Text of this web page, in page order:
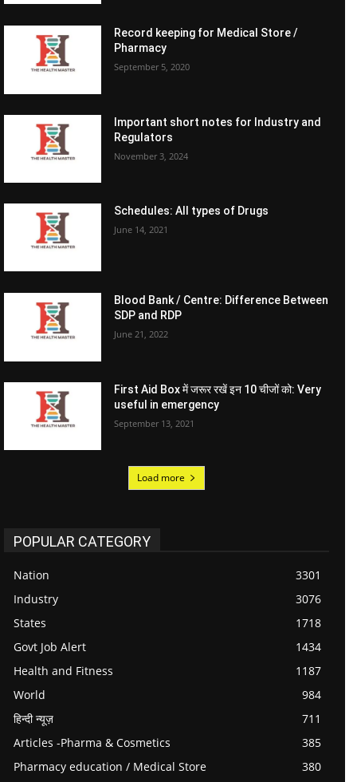
Record keeping for Medical Store /
Pharmacy
September 5, 2020
Important short notes for Industry and
Regulators
November 3, 2024
Schedules: All types of Drugs
June 14, 2021
Blood Bank / Centre: Difference Between
SDP and RDP
June 21, 2022
First Aid Box में जरूर रखें इन 10 चीजों को: Very
useful in emergency
September 13, 2021
Load more
POPULAR CATEGORY
Nation
3301
Industry
3076
States
1718
Govt Job Alert
1434
Health and Fitness
1187
World
984
हिन्दी न्यूज़
711
Articles -Pharma & Cosmetics
385
Pharmacy education / Medical Store
380